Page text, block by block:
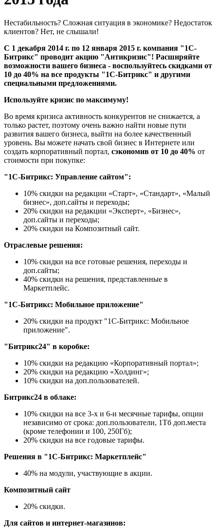
Нестабильность? Сложная ситуация в экономике? Недостаток
клиентов? Нет, не слышали!
С 1 декабря 2014 г. по 12 января 2015 г. компания "1С-
Битрикс" проводит акцию "Антикризис"! Расширяйте
возможности вашего бизнеса - воспользуйтесь скидками от
10 до 40% на все продукты "1С-Битрикс" и другими
специальными предложениями.
Используйте кризис по максимуму!
Во время кризиса активность конкурентов не снижается, а
только растет, поэтому очень важно найти новые пути
развития вашего бизнеса, выйти на более качественный
уровень. Вы можете начать свой бизнес в Интернете или
создать корпоративный портал, сэкономив от 10 до 40% от
стоимости при покупке:
"1С-Битрикс: Управление сайтом":
10% скидки на редакции «Старт», «Стандарт», «Малый
бизнес», доп.сайты и переходы;
20% скидки на редакции «Эксперт», «Бизнес»,
доп.сайты и переходы;
20% скидки на Композитный сайт.
Отраслевые решения:
10% скидки на все готовые решения, переходы и
доп.сайты;
40% скидки на решения, представленные в
Маркетплейс.
"1С-Битрикс: Мобильное приложение"
20% скидки на продукт "1С-Битрикс: Мобильное
приложение".
"Битрикс24" в коробке:
10% скидки на редакцию «Корпоративный портал»;
20% скидки на редакцию «Холдинг»;
10% скидки на доп.пользователей.
Битрикс24 в облаке:
10% скидки на все 3-х и 6-и месячные тарифы, опции
независимо от срока: доп.пользователи, 1Тб доп.места
(кроме телефонии и 100, 250Гб);
20% скидки на все годовые тарифы.
Решения в "1С-Битрикс: Маркетплейс"
40% на модули, участвующие в акции.
Композитный сайт
20% скидки.
Для сайтов и интернет-магазинов: